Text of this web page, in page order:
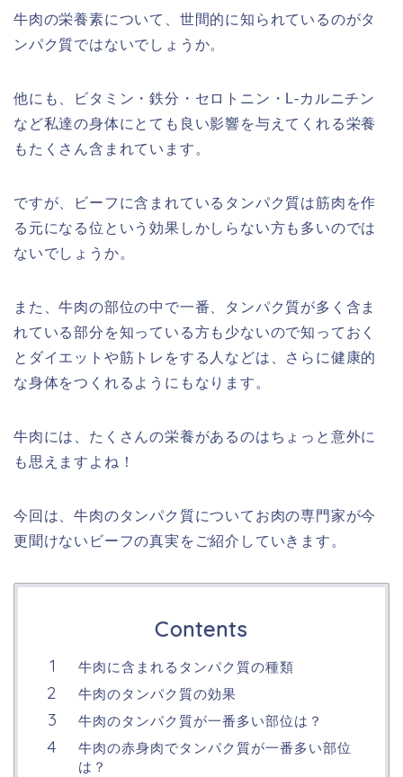
牛肉の栄養素について、世間的に知られているのがタ
ンパク質ではないでしょうか。
他にも、ビタミン・鉄分・セロトニン・L-カルニチン
など私達の身体にとても良い影響を与えてくれる栄養
もたくさん含まれています。
ですが、ビーフに含まれているタンパク質は筋肉を作
る元になる位という効果しかしらない方も多いのでは
ないでしょうか。
また、牛肉の部位の中で一番、タンパク質が多く含ま
れている部分を知っている方も少ないので知っておく
とダイエットや筋トレをする人などは、さらに健康的
な身体をつくれるようにもなります。
牛肉には、たくさんの栄養があるのはちょっと意外に
も思えますよね！
今回は、牛肉のタンパク質についてお肉の専門家が今
更聞けないビーフの真実をご紹介していきます。
Contents
牛肉に含まれるタンパク質の種類
牛肉のタンパク質の効果
牛肉のタンパク質が一番多い部位は？
牛肉の赤身肉でタンパク質が一番多い部位
は？